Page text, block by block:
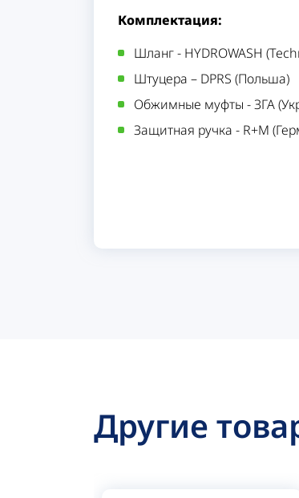
Комплектация:
Шланг - HYDROWASH
Штуцера – DPRS (Польша)
Обжимные муфты - ЗГА
Защитная ручка - R+M
Другие